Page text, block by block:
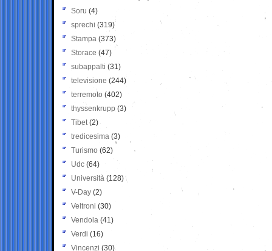
Soru (4)
sprechi (319)
Stampa (373)
Storace (47)
subappalti (31)
televisione(244)
terremoto (402)
thyssenkrupp (3)
Tibet(2)
tredicesima (3)
Turismo (62)
Udc (64)
Università (128)
V-Day (2)
Veltroni (30)
Vendola (41)
Verdi (16)
Vincenzi (30)